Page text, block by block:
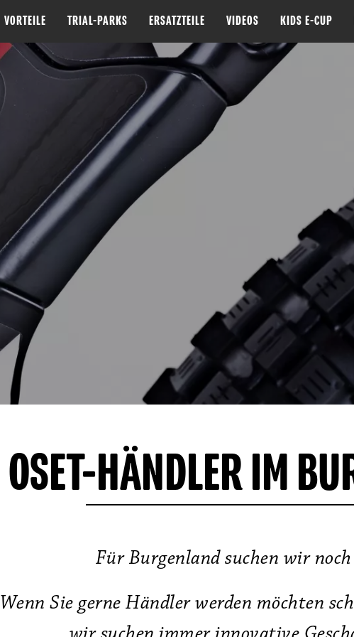
VORTEILE TRIAL-PARKS ERSATZTEILE VIDEOS KIDS E-CUP
OSET-HÄNDLER IM
Für Burgenland suchen wir
Wenn Sie gerne Händler werden möchten